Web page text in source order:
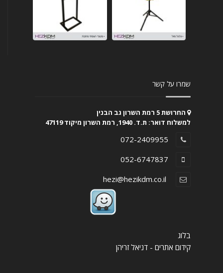
שמרו על קשר
החרושת 5 רמת השרון גב הבנין
למשלוח דואר: ת.ד. 1940, רמת השרון מיקוד 47119
072-2409955
052-6747837
בלוג
קידום אתרים - דניאל זריהן